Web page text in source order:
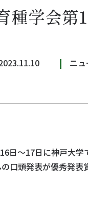
種学会第
ニ
日～17日に神戸大
口頭発表が優秀発表